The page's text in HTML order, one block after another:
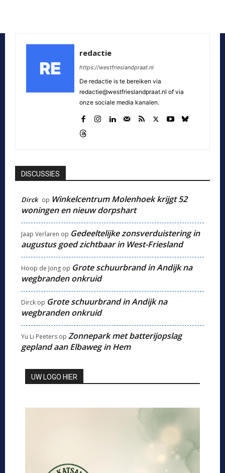
redactie
https://westfrieslandpraat.nl
De redactie is te bereiken via
redactie@westfrieslandpraat.nl of via
onze sociale media kanalen.
DISCUSSIES
Dirck op Winkelcentrum Molenhoek krijgt 52
woningen en nieuw dorpshart
Jaap Verlaren op Gedeeltelijke zonsverduistering in
augustus goed zichtbaar in West-Friesland
Hoop de Jong op Grote schuurbrand in Andijk na
wegbranden onkruid
Dirck op Grote schuurbrand in Andijk na
wegbranden onkruid
Yu Li Peeters op Zonnepark met batterijopslag
gepland aan Elbaweg in Hem
UW LOGO HIER